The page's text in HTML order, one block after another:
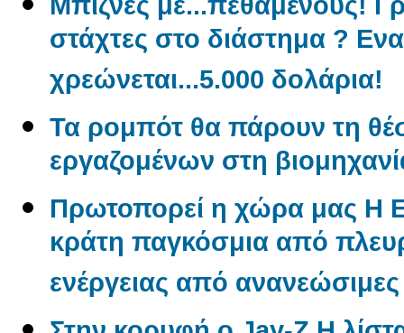
στάχτες στο διάστημα ?
χρεώνεται...5.000 δολάρια!
Τα ρομπότ θα πάρουν τη
εργαζομένων στη
Πρωτοπορεί η χώρα μας Η
κράτη παγκόσμια από
ενέργειας από